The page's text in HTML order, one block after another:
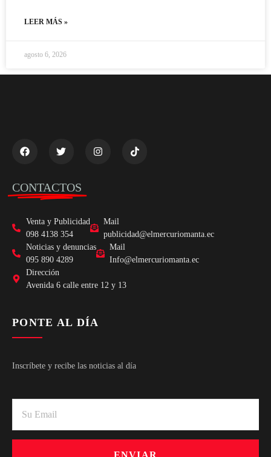
LEER MÁS »
agosto 6, 2026
CONTACTOS
Venta y Publicidad
098 4138 354
Mail
publicidad@elmercuriomanta.ec
Noticias y denuncias
095 890 4289
Mail
Info@elmercuriomanta.ec
Dirección
Avenida 6 calle entre 12 y 13
PONTE AL DÍA
Inscríbete y recibe las noticias al día
ENVIAR